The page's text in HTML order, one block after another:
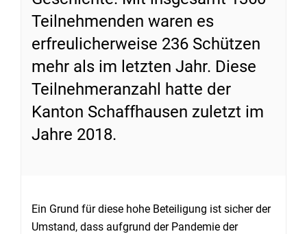
Teilnehmenden waren es
erfreulicherweise 236 Schützen
mehr als im letzten Jahr. Diese
Teilnehmeranzahl hatte der
Kanton Schaffhausen zuletzt im
Jahre 2018.
Ein Grund für diese hohe Beteiligung ist sicher der
Umstand, dass aufgrund der Pandemie der